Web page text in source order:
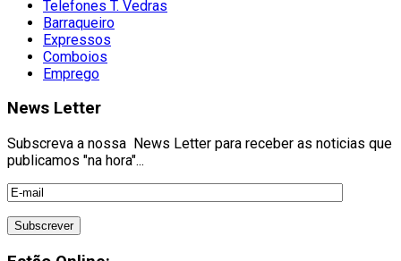
Telefones T. Vedras
Barraqueiro
Expressos
Comboios
Emprego
News Letter
Subscreva a nossa News Letter para receber as noticias que
publicamos "na hora"...